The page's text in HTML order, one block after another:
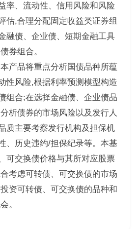
率、流动性、信用风险和风险
估,合理分配固定收益类证券组
融债、企业债、短期金融工具
券组合。
产品将重点分析国债品种所蕴
性风险,根据利率预测模型构造
组合;在选择金融债、企业债品
析债券的市场风险以及发行人
质主要考察发行机构及担保机
、历史违约/担保纪录等。本基
可交换债价格与其所对应股票
考虑可转债、可交换债的市场
资可转债、可交换债的品种和
。